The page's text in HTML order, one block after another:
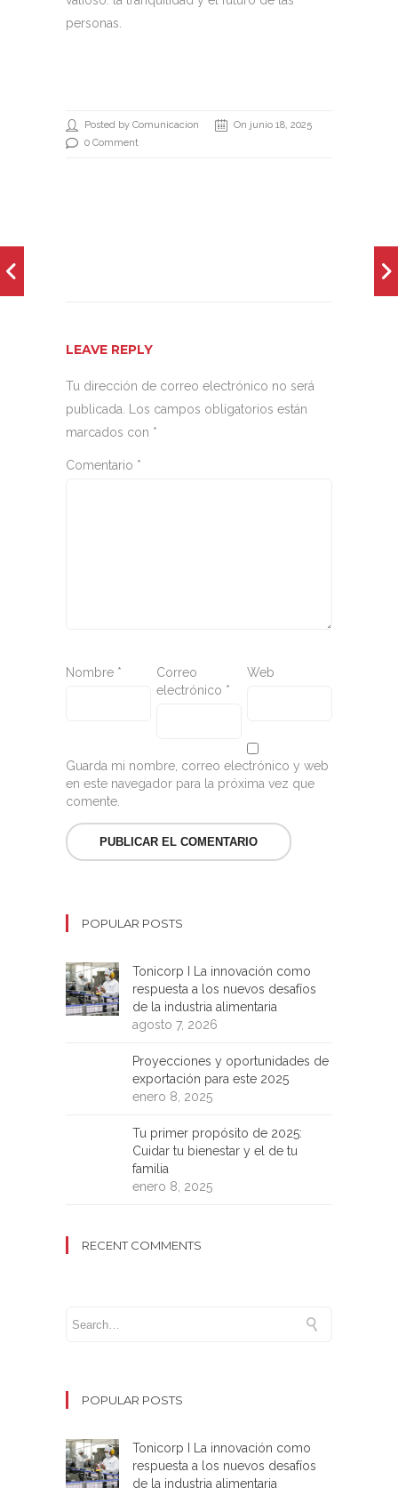
personas.
Posted by Comunicacion
On junio 18, 2025
0 Comment
LEAVE REPLY
Tu dirección de correo electrónico no será
publicada.
Los campos obligatorios están
marcados con *
Comentario *
Nombre *
Correo
electrónico *
Web
Guarda mi nombre, correo electrónico y web
en este navegador para la próxima vez que
comente.
POPULAR POSTS
Tonicorp I La innovación como
respuesta a los nuevos desafíos
de la industria alimentaria
agosto 7, 2026
Proyecciones y oportunidades de
exportación para este 2025
enero 8, 2025
Tu primer propósito de 2025:
Cuidar tu bienestar y el de tu
familia
enero 8, 2025
RECENT COMMENTS
POPULAR POSTS
Tonicorp I La innovación como
respuesta a los nuevos desafíos
de la industria alimentaria